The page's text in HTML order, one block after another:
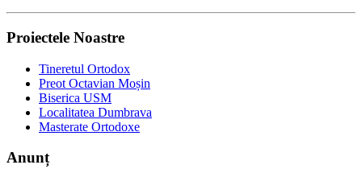
Proiectele Noastre
Tineretul Ortodox
Preot Octavian Moșin
Biserica USM
Localitatea Dumbrava
Masterate Ortodoxe
Anunț